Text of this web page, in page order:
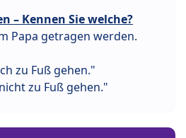
– Kennen Sie welche?
Papa getragen werden.
zu Fuß gehen."
zu Fuß gehen."